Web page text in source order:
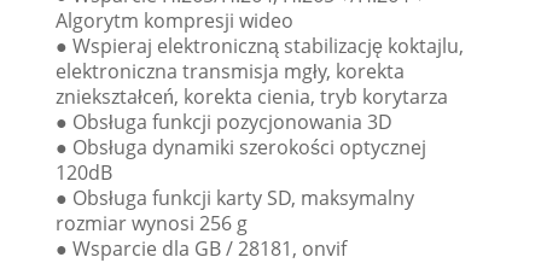
Algorytm kompresji wideo
● Wspieraj elektroniczną stabilizację koktajlu,
elektroniczna transmisja mgły, korekta
zniekształceń, korekta cienia, tryb korytarza
● Obsługa funkcji pozycjonowania 3D
● Obsługa dynamiki szerokości optycznej
120dB
● Obsługa funkcji karty SD, maksymalny
rozmiar wynosi 256 g
● Wsparcie dla GB / 28181, onvif